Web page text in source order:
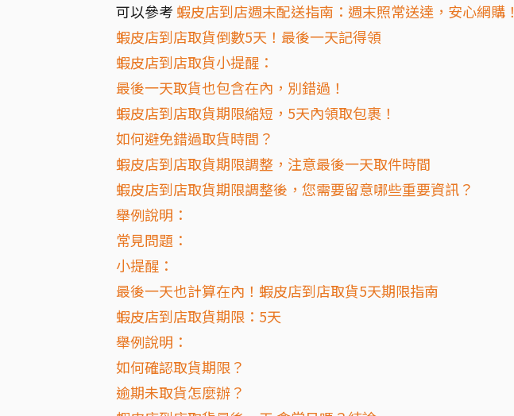
可以參考 蝦皮店到店週末配送指南：週末照常送達，安心網購！
蝦皮店到店取貨倒數5天！最後一天記得領
蝦皮店到店取貨小提醒：
最後一天取貨也包含在內，別錯過！
蝦皮店到店取貨期限縮短，5天內領取包裹！
如何避免錯過取貨時間？
蝦皮店到店取貨期限調整，注意最後一天取件時間
蝦皮店到店取貨期限調整後，您需要留意哪些重要資訊？
舉例說明：
常見問題：
小提醒：
最後一天也計算在內！蝦皮店到店取貨5天期限指南
蝦皮店到店取貨期限：5天
舉例說明：
如何確認取貨期限？
逾期未取貨怎麼辦？